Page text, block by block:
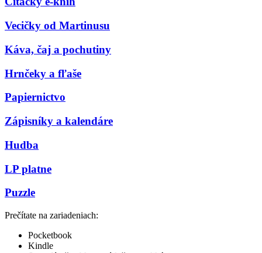
Vecičky od Martinusu
Káva, čaj a pochutiny
Hrnčeky a fľaše
Papiernictvo
Zápisníky a kalendáre
Hudba
LP platne
Puzzle
Prečítate na zariadeniach:
Pocketbook
Kindle